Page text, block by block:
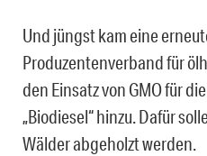
Und jüngst kam eine
Produzentenverband für
den Einsatz von GMO für
„Biodiesel“ hinzu. Dafür
Wälder abgeholzt werden.